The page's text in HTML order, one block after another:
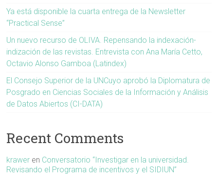
Ya está disponible la cuarta entrega de la Newsletter
“Practical Sense”
Un nuevo recurso de OLIVA. Repensando la indexación-
indización de las revistas. Entrevista con Ana María Cetto,
Octavio Alonso Gamboa (Latindex)
El Consejo Superior de la UNCuyo aprobó la Diplomatura de
Posgrado en Ciencias Sociales de la Información y Análisis
de Datos Abiertos (CI-DATA)
Recent Comments
krawer en Conversatorio “Investigar en la universidad.
Revisando el Programa de incentivos y el SIDIUN”